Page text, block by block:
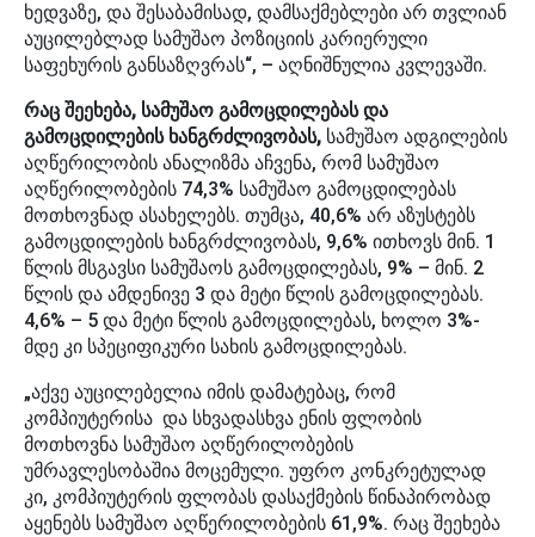
ხედვაზე, და შესაბამისად, დამსაქმებლები არ თვლიან
აუცილებლად სამუშაო პოზიციის კარიერული
საფეხურის განსაზღვრას“, – აღნიშნულია კვლევაში.
რაც შეეხება, სამუშაო გამოცდილებას და
გამოცდილების ხანგრძლივობას, სამუშაო ადგილების
აღწერილობის ანალიზმა აჩვენა, რომ სამუშაო
აღწერილობების 74,3% სამუშაო გამოცდილებას
მოთხოვნად ასახელებს. თუმცა, 40,6% არ აზუსტებს
გამოცდილების ხანგრძლივობას, 9,6% ითხოვს მინ. 1
წლის მსგავსი სამუშაოს გამოცდილებას, 9% – მინ. 2
წლის და ამდენივე 3 და მეტი წლის გამოცდილებას.
4,6% – 5 და მეტი წლის გამოცდილებას, ხოლო 3%-
მდე კი სპეციფიკური სახის გამოცდილებას.
„აქვე აუცილებელია იმის დამატებაც, რომ
კომპიუტერისა და სხვადასხვა ენის ფლობის
მოთხოვნა სამუშაო აღწერილობების
უმრავლესობაშია მოცემული. უფრო კონკრეტულად
კი, კომპიუტერის ფლობას დასაქმების წინაპირობად
აყენებს სამუშაო აღწერილობების 61,9%. რაც შეეხება